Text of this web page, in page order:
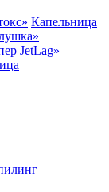
Капельница
JetLag»